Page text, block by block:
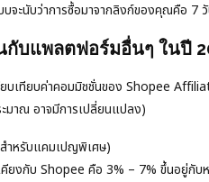
บบจะนับว่าการซื้อมาจากลิงก์ของคุณคือ 7
กับแพลตฟอร์มอื่นๆ ในปี
รียบเทียบค่าคอมมิชชั่นของ Shopee
มาณ อาจมีการเปลี่ยนแปลง)
ำหรับแคมเปญพิเศษ)
คียงกับ Shopee คือ 3% – 7% ขึ้นอยู่กั